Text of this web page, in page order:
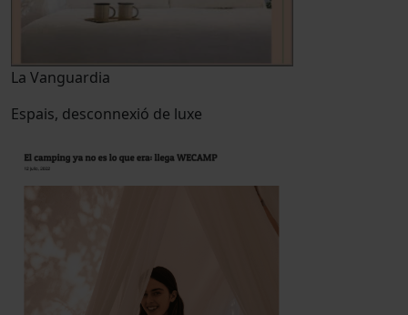
La Vanguardia
Espais, desconnexió de luxe